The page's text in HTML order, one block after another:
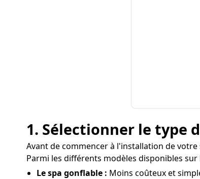
1. Sélectionner le type
Avant de commencer à l'installation de
Parmi les différents modèles disponibles
Le spa gonflable : Moins coûteux et